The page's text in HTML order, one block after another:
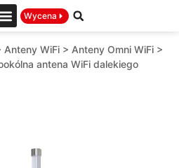
Wycena
Anteny WiFi > Anteny Omni WiFi >
antena WiFi dalekiego